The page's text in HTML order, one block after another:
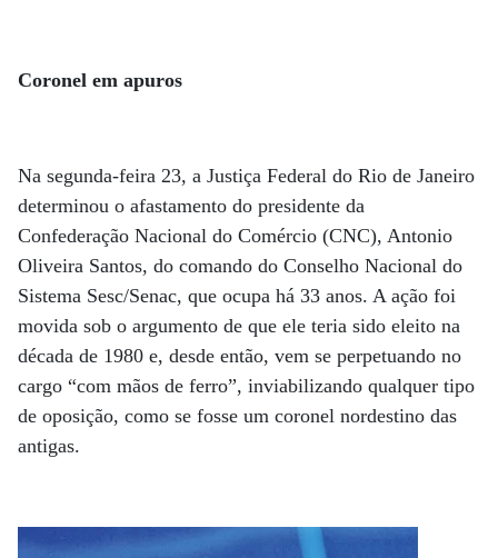
Coronel em apuros
Na segunda-feira 23, a Justiça Federal do Rio de Janeiro
determinou o afastamento do presidente da
Confederação Nacional do Comércio (CNC), Antonio
Oliveira Santos, do comando do Conselho Nacional do
Sistema Sesc/Senac, que ocupa há 33 anos. A ação foi
movida sob o argumento de que ele teria sido eleito na
década de 1980 e, desde então, vem se perpetuando no
cargo “com mãos de ferro”, inviabilizando qualquer tipo
de oposição, como se fosse um coronel nordestino das
antigas.